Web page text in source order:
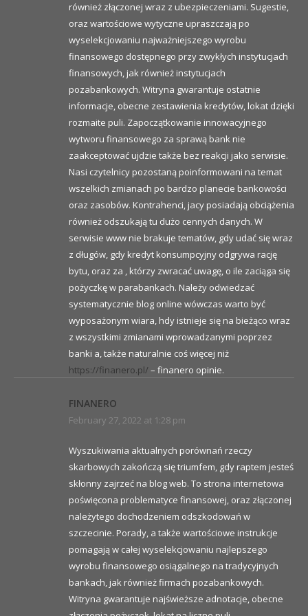
również złączonej wraz z ubezpieczeniami. Sugestie,
oraz wartościowe wytyczne upraszczają po
wyselekcjowaniu najważniejszego wyrobu
finansowego dostępnego przy zwykłych instytucjach
finansowych, jak również instytucjach
pozabankowych. Witryna gwarantuje ostatnie
informacje, obecne zestawienia kredytów, lokat dzięki
rozmaite puli. Zapoczątkowanie innowacyjnego
wytworu finansowego za sprawą bank nie
zaakceptować ujdzie także bez reakcji jako serwisie.
Nasi czytelnicy pozostaną poinformowani na temat
wszelkich zmianach po bardzo planecie bankowości
oraz zasobów. Kontrahenci, jacy posiadają obciążenia
również odszukają tu dużo cennych danych. W
serwisie www nie brakuje tematów, gdy udać się wraz
z długów, gdy kredyt konsumpcyjny odgrywa rację
bytu, oraz za , którzy zwracać uwagę, o ile zaciąga się
pożyczkę w parabankach. Należy odwiedzać
systematycznie blog online wówczas warto być
wyposażonym wiara, hdy istnieje się na bieżąco wraz
z wszystkimi zmianami wprowadzanymi poprzez
banki a, także naturalnie coś więcej niż
https://finanero.pl/ – finanero opinie.
FINANERO
February 27, 2022 at 1:28 pm
Wyszukiwania aktualnych porównań rzeczy
skarbowych zakończą się triumfem, gdy raptem jesteś
skłonny zajrzeć na blog web. To strona internetowa
poświęcona problematyce finansowej, oraz złączonej
należytego dochodzeniem odszkodowań w
szczecinie. Porady, a także wartościowe instrukcje
pomagają w całej wyselekcjowaniu najlepszego
wyrobu finansowego osiągalnego na tradycyjnych
bankach, jak również firmach pozabankowych.
Witryna gwarantuje najświeższe adnotacje, obecne